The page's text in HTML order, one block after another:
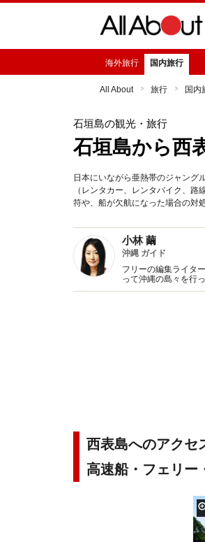
海外旅行 国内旅行
All About 旅行 国内
石垣島の観光・旅行
石垣島から西
日本にいながら亜熱帯のジャング
（レンタカー、レンタバイク、
符や、船が欠航になった場合の対
小林 繭
沖縄 ガイド
フリーの編集ライタ
って沖縄の島々を行
た沖縄情報を発信し
西表島へのアクセ
高速船・フェリー